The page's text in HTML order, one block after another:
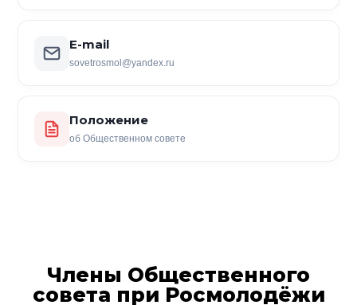
E-mail
sovetrosmol@yandex.ru
Положение
об Общественном совете
Члены Общественного
совета при Росмолодёжи